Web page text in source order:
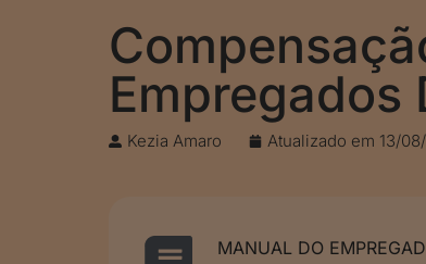
Empregados
Kezia Amaro Atualizado em 13/
MANUAL DO